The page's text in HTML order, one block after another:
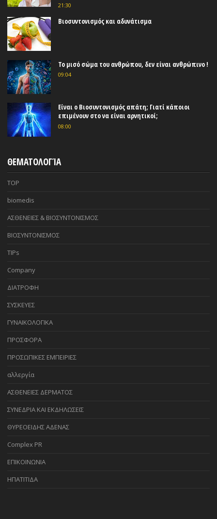
21:30
Βιοσυντονισμός και αδυνάτισμα
Το μισό σώμα του ανθρώπου, δεν είναι ανθρώπινο !
09:04
Είναι ο Βιοσυντονισμός απάτη; Γιατί κάποιοι
επιμένουν στο να είναι αρνητικοί;
08:00
ΘΕΜΑΤΟΛΟΓΊΑ
TOP
biomedis
ΑΣΘΕΝΕΙΕΣ & ΒΙΟΣΥΝΤΟΝΙΣΜΟΣ
ΒΙΟΣΥΝΤΟΝΙΣΜΟΣ
TIPs
Company
ΔΙΑΤΡΟΦΗ
ΣΥΣΚΕΥΕΣ
ΓΥΝΑΙΚΟΛΟΓΙΚΑ
ΠΡΟΣΦΟΡΑ
ΠΡΟΣΩΠΙΚΕΣ ΕΜΠΕΙΡΙΕΣ
αλλεργία
ΑΣΘΕΝΕΙΕΣ ΔΕΡΜΑΤΟΣ
ΣΥΝΕΔΡΙΑ ΚΑΙ ΕΚΔΗΛΩΣΕΙΣ
ΘΥΡΕΟΕΙΔΗΣ ΑΔΕΝΑΣ
Complex PR
ΕΠΙΚΟΙΝΩΝΙΑ
ΗΠΑΤΙΤΙΔΑ